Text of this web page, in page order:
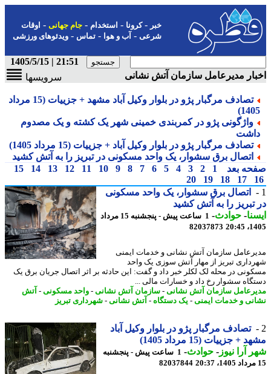
-کرونا-استخدام- جام جهانی-اوقات
شرعی-آب و هوا-تماس-ویدئوهای ورزشی
21:51 | 1405/5/15
مدیرعامل سازمان آتش نشانی
سرویسها
تصادف مرگبار پژو در بلوار وکیل آباد مشهد + جزییات (15 مرداد
واژگونی پژو در کمربندی خمینی شهر یک کشته و یک مصدوم
تصادف مرگبار پژو در بلوار وکیل آباد + جزییات (15 مرداد 1405)
اتصال برق سشوار، یک واحد مسکونی در تبریز را به آتش کشید
بعد
1
2
3
4
5
6
7
8
9
10
11
12
13
14
15
17
18
19
20
اتصال برق سشوار، یک واحد مسکونی
را به آتش کشید
-حوادث -
1 ساعت پیش - پنجشنبه 15 مرداد
82037873
سازمان آتش نشانی و خدمات ایمنی
تبریز از مهار آتش سوزی یک واحد
در محله لک لکلر خبر داد و گفت: این حادثه بر اثر اتصال جریان برق یک
سشوار رخ داد و خسارات مالی ...
سازمان آتش نشانی-سازمان آتش نشانی-واحد مسکونی-آتش
و خدمات ایمنی-یک دستگاه-آتش نشانی-شهرداری تبریز
تصادف مرگبار پژو در بلوار وکیل آباد
+ جزییات (15 مرداد 1405)
آرا نیوز-حوادث - 1 ساعت پیش - پنجشنبه
82037844